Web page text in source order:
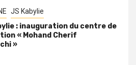
JS Kabylie
: inauguration du centre de
« Mohand Cherif
»